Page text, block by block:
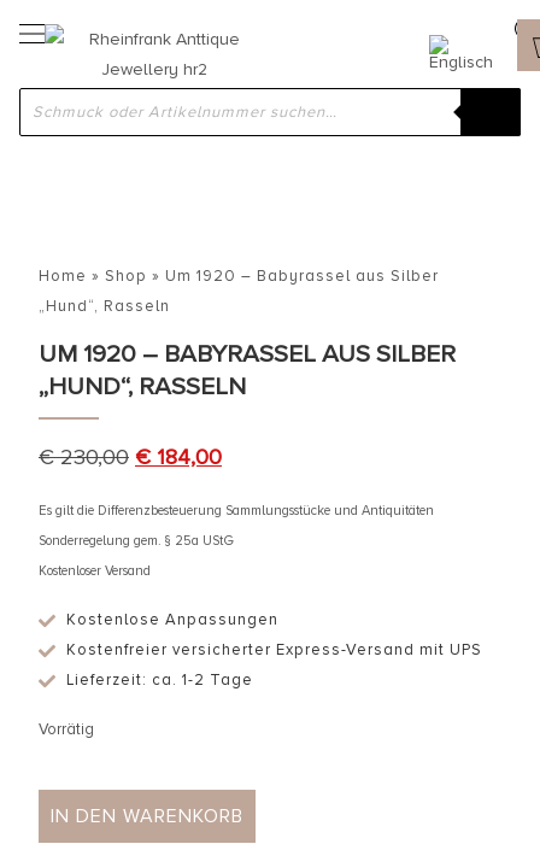
Home » Shop » Um 1920 – Babyrassel aus Silber
„Hund“, Rasseln
UM 1920 – BABYRASSEL AUS SILBER
„HUND“, RASSELN
€230,00 €184,00
Es gilt die Differenzbesteuerung Sammlungsstücke und Antiquitäten
Sonderregelung gem. § 25a UStG
Kostenloser Versand
Kostenlose Anpassungen
Kostenfreier versicherter Express-Versand mit UPS
Lieferzeit: ca. 1-2 Tage
Vorrätig
IN DEN WARENKORB